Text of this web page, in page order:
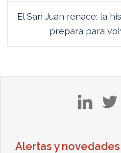
El San Juan renace: la
prepara para
Alertas y novedades